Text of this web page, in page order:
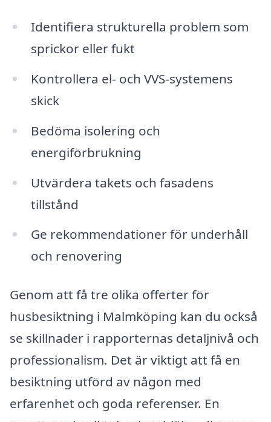
Identifiera strukturella problem som
sprickor eller fukt
Kontrollera el- och VVS-systemens
skick
Bedöma isolering och
energiförbrukning
Utvärdera takets och fasadens
tillstånd
Ge rekommendationer för underhåll
och renovering
Genom att få tre olika offerter för
husbesiktning i Malmköping kan du också
se skillnader i rapporternas detaljnivå och
professionalism. Det är viktigt att få en
besiktning utförd av någon med
erfarenhet och goda referenser. En